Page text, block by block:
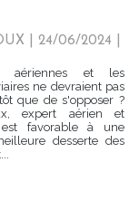
| 24/06/2024
aériennes et les
ne devraient pas
que de s'opposer ?
expert aérien et
est favorable à une
desserte des